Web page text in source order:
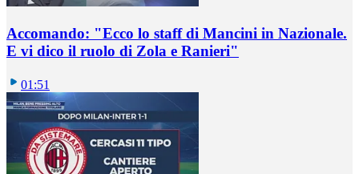
Accomando: "Ecco lo staff di Mancini in Nazionale.
E vi dico il ruolo di Zola e Ranieri"
01:51